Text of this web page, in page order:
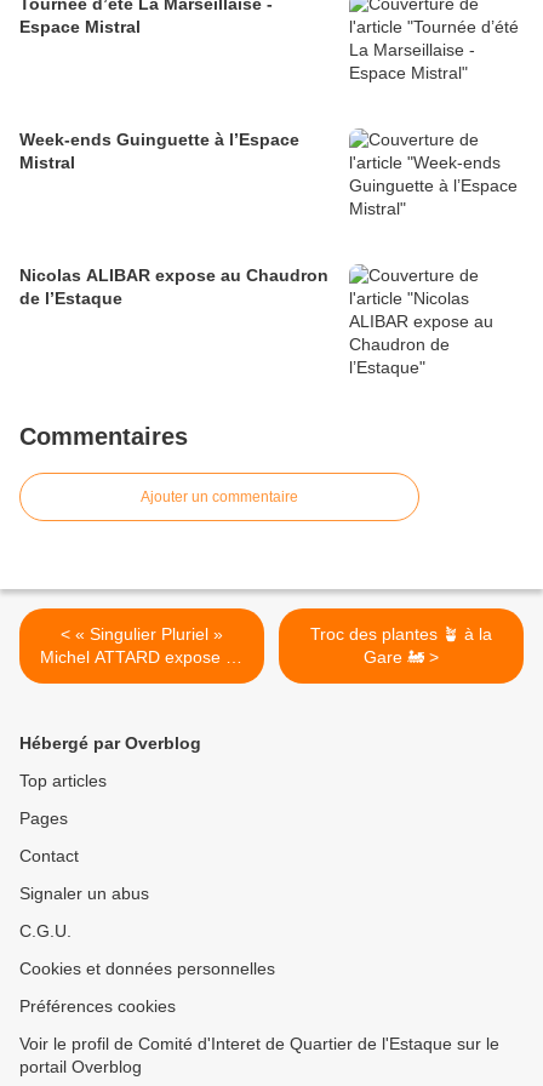
Espace Mistral
Week-ends Guinguette à l’Espace
Mistral
Nicolas ALIBAR expose au Chaudron
de l’Estaque
Commentaires
Ajouter un commentaire
< « Singulier Pluriel »
Michel ATTARD expose au
Pôle Chezanne
Troc des plantes 🪴 à la
Gare 🚂 >
Hébergé par Overblog
Top articles
Pages
Contact
Signaler un abus
C.G.U.
Cookies et données personnelles
Préférences cookies
Voir le profil de Comité d'Interet de Quartier de l'Estaque sur le
portail Overblog